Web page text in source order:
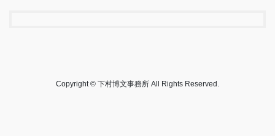
Copyright © 下村博文事務所 All Rights Reserved.